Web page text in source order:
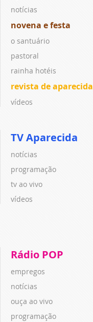
notícias
novena e festa
o santuário
pastoral
rainha hotéis
revista de aparecida
vídeos
TV Aparecida
notícias
programação
tv ao vivo
vídeos
Rádio POP
empregos
notícias
ouça ao vivo
programação